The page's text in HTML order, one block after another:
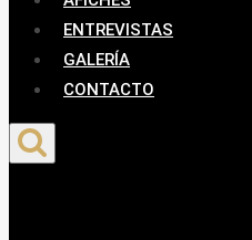
ENTREVISTAS
GALERÍA
CONTACTO